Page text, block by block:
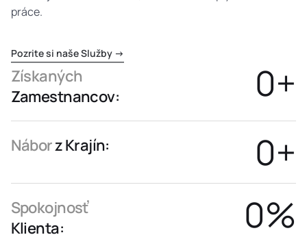
práce.
Pozrite si naše Služby →
Získaných
Zamestnancov:
0+
Náborz Krajín: 0+
Spokojnosť
Klienta:
0%